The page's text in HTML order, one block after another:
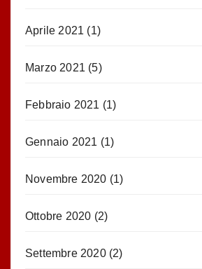
Aprile 2021 (1)
Marzo 2021 (5)
Febbraio 2021 (1)
Gennaio 2021 (1)
Novembre 2020 (1)
Ottobre 2020 (2)
Settembre 2020(2)